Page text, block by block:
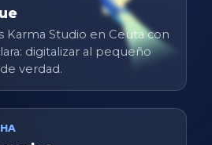
Karma Studio en Ceuta con
digitalizar al pequeño
verdad.